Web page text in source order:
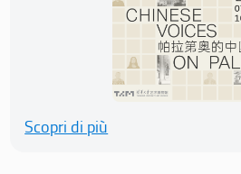
Scopri di più